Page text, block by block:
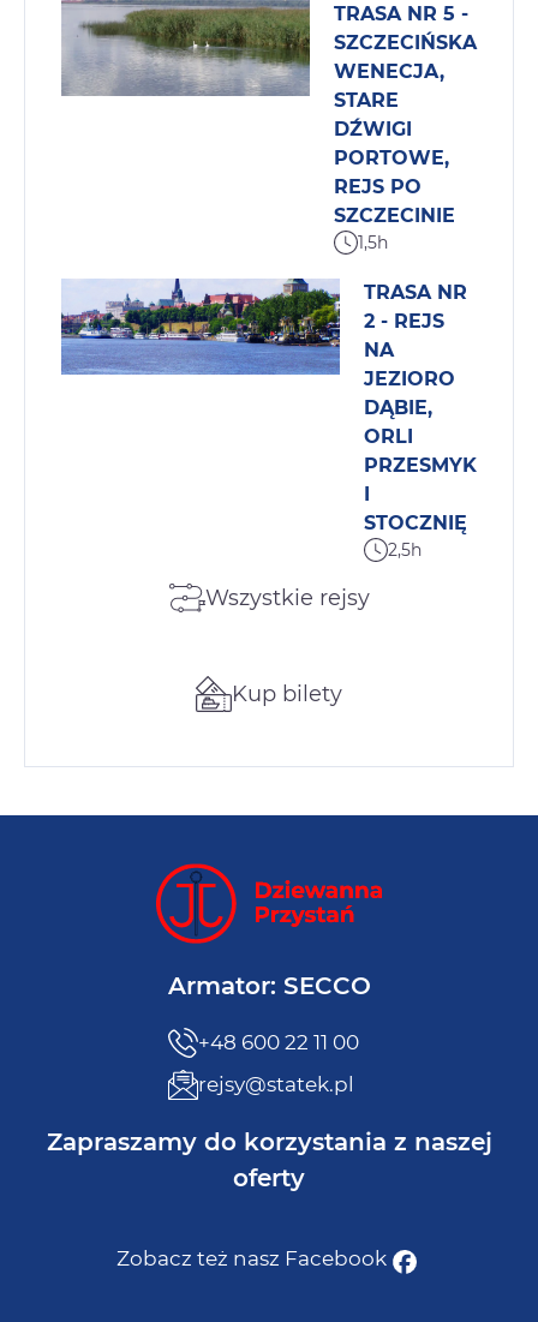
TRASA NR 5 -
SZCZECIŃSKA
WENECJA,
STARE
DŹWIGI
PORTOWE,
REJS PO
SZCZECINIE
1,5h
TRASA NR
2 - REJS
NA
JEZIORO
DĄBIE,
ORLI
PRZESMYK
I
STOCZNIĘ
2,5h
Wszystkie rejsy
Kup bilety
Armator: SECCO
+48 600 22 11 00
rejsy@statek.pl
Zapraszamy do korzystania z naszej
oferty
Zobacz też nasz Facebook